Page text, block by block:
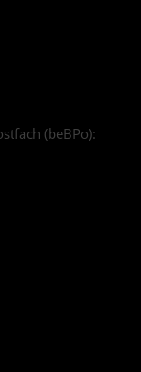
(beBPo):